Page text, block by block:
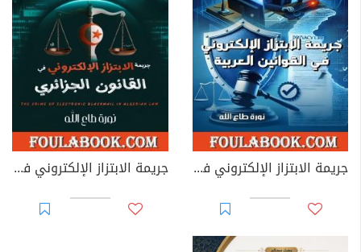
جريمة الابتزاز الإلكتروني في القوانين العربية جريمة الابتزاز الإلكتروني في القانون الجزائري